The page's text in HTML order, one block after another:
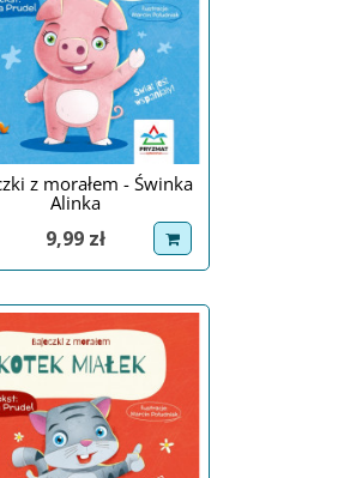
z morałem - Świnka
Alinka
product
Cena
9,99 zł dodaj do koszyka